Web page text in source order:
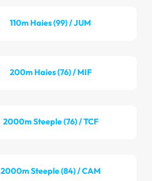
110m Haies (99) / JUM
200m Haies (76) / MIF
2000m Steeple (76) / TCF
2000m Steeple (84) / CAM